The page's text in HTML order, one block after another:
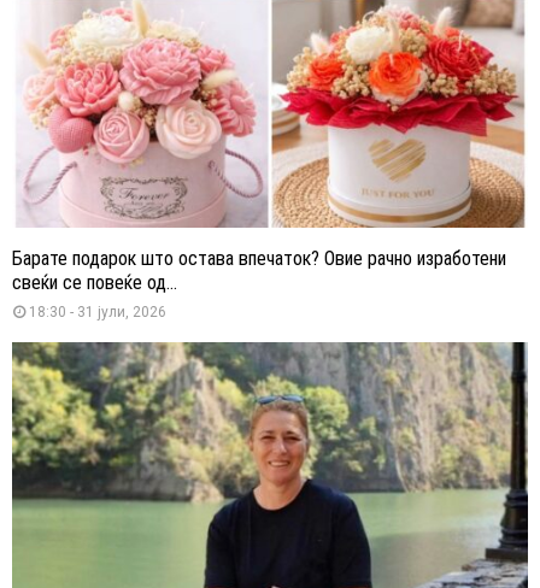
Барате подарок што остава впечаток? Овие рачно изработени
свеќи се повеќе од...
18:30 - 31 јули, 2026